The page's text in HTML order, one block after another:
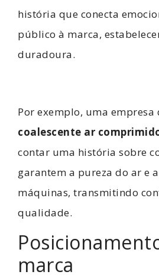
história que conecta
público à marca,
duradoura.
Por exemplo, uma empresa
coalescente ar
contar uma história sobre
garantem a pureza do ar e
máquinas, transmitindo
qualidade.
marca